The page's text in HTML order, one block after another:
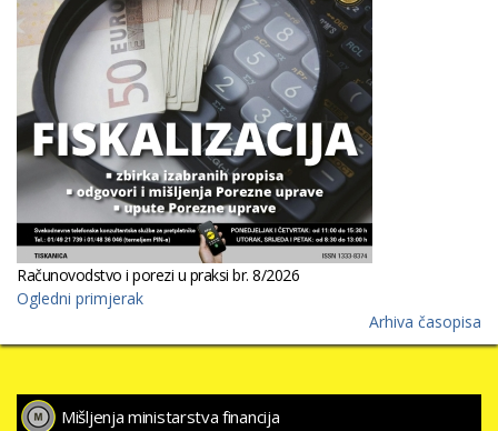
Računovodstvo i porezi u praksi br. 8/2026
Ogledni primjerak
Arhiva časopisa
Mišljenja ministarstva financija